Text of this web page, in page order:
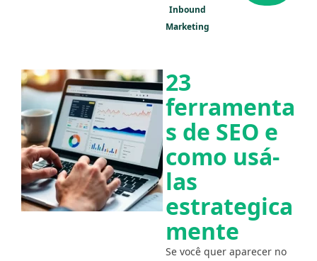
Inbound
Marketing
23
ferramenta
s de SEO e
como usá-
las
estrategica
mente
Se você quer aparecer no